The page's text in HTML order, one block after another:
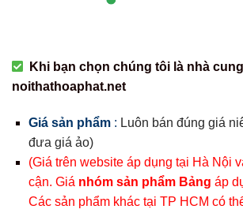
Khi bạn chọn chúng tôi là nhà
noithathoaphat.net
Giá sản phẩm: Luôn bán đúng giá
đưa giá ảo)
(Giá trên website áp dụng tại Hà Nội
cận. Giá nhóm sản phẩm Bảng áp
Các sản phẩm khác tại TP HCM có